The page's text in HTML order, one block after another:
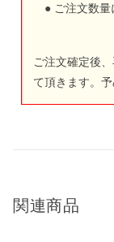
● ご注文数量
ご注文確定後
て頂きます。
関連商品